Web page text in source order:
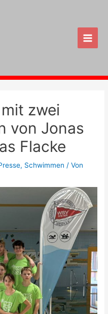
Main
zwei
von Jonas
Flacke
, Schwimmen / Von